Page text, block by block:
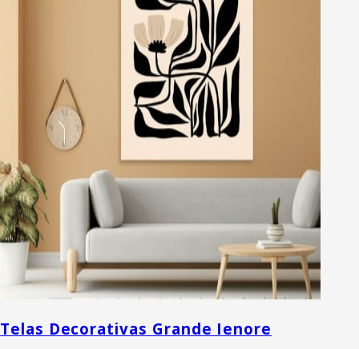
Telas Decorativas Grande Ienore